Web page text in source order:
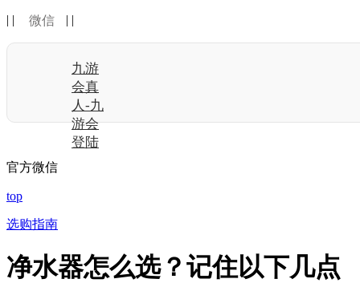
| | 微信 | |
九游
会真
人-九
游会
登陆
官方微信
top
选购指南
净水器怎么选？记住以下几点